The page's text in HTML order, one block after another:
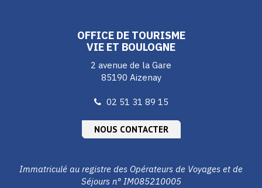
OFFICE DE TOURISME
VIE ET BOULOGNE
2 avenue de la Gare
85190 Aizenay
02 51 31 89 15
NOUS CONTACTER
Immatriculé au registre des Opérateurs de Voyages et de
Séjours n° IM085210005